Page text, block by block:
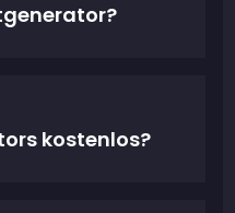
kostenlos?